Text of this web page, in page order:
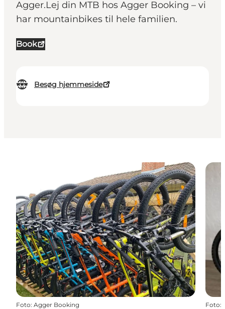
Agger.Lej din MTB hos Agger Booking – vi
har mountainbikes til hele familien.
Book
Besøg hjemmeside
Foto: Agger Booking Foto: